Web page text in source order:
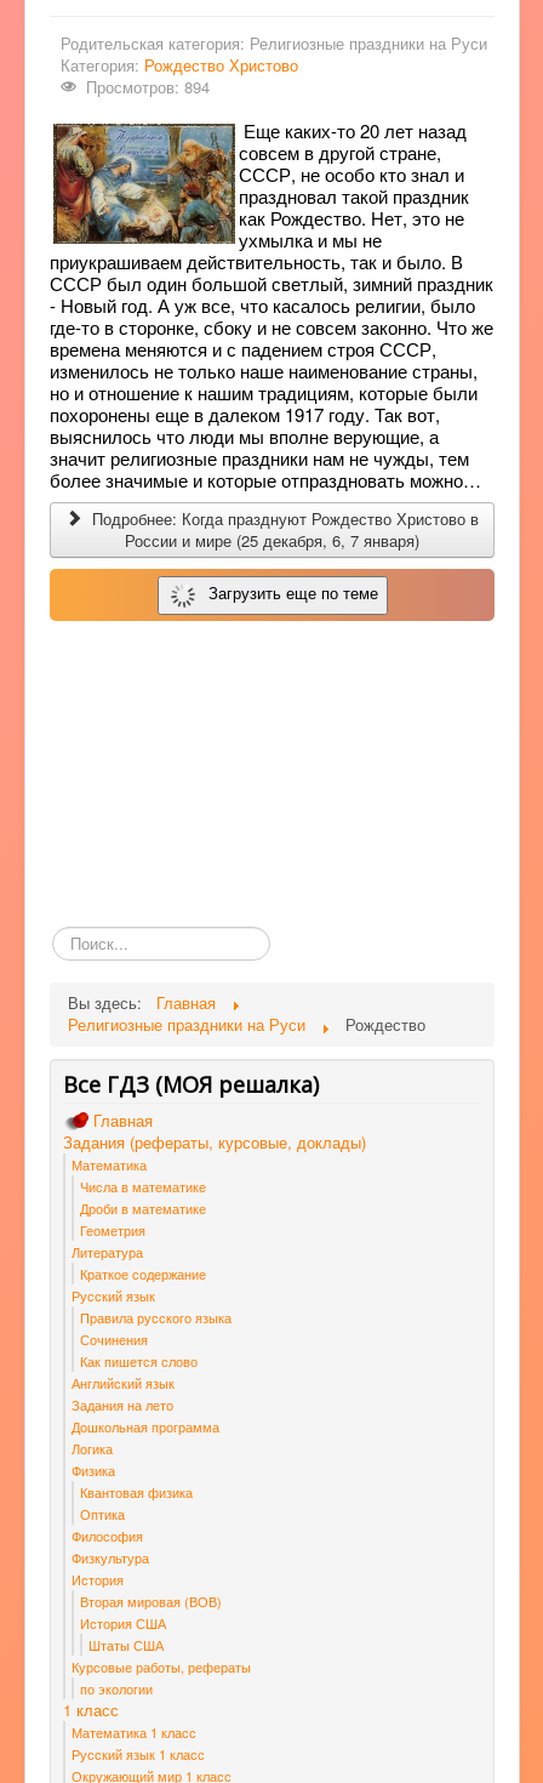
Родительская категория: Религиозные праздники на Руси
Категория: Рождество Христово
Просмотров: 894
Еще каких-то 20 лет назад
совсем в другой стране,
СССР, не особо кто знал и
праздновал такой праздник
как Рождество. Нет, это не
ухмылка и мы не
приукрашиваем действительность, так и было. В
СССР был один большой светлый, зимний праздник
- Новый год. А уж все, что касалось религии, было
где-то в сторонке, сбоку и не совсем законно. Что же
времена меняются и с падением строя СССР,
изменилось не только наше наименование страны,
но и отношение к нашим традициям, которые были
похоронены еще в далеком 1917 году. Так вот,
выяснилось что люди мы вполне верующие, а
значит религиозные праздники нам не чужды, тем
более значимые и которые отпраздновать можно…
Подробнее: Когда празднуют Рождество Христово в
России и мире (25 декабря, 6, 7 января)
Загрузить еще по теме
Поиск
по
Вы здесь:
Главная
Религиозные праздники на Руси
Рождество
Все ГДЗ (МОЯ решалка)
Главная
Задания (рефераты, курсовые, доклады)
Математика
Числа в математике
Дроби в математике
Геометрия
Литература
Краткое содержание
Русский язык
Правила русского языка
Сочинения
Как пишется слово
Английский язык
Задания на лето
Дошкольная программа
Логика
Физика
Квантовая физика
Оптика
Философия
Физкультура
История
Вторая мировая (ВОВ)
История США
Штаты США
Курсовые работы, рефераты
по экологии
1 класс
Математика 1 класс
Русский язык 1 класс
Окружающий мир 1 класс